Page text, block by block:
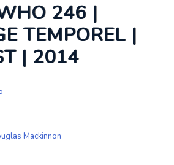
246 |
TEMPOREL |
| 2014
Mackinnon